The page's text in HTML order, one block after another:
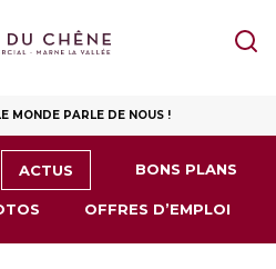
MONDE PARLE DE NOUS !
ACTUS BONS PLANS
OFFRES D’EMPLOI